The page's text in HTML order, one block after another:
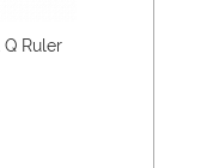
Ruler